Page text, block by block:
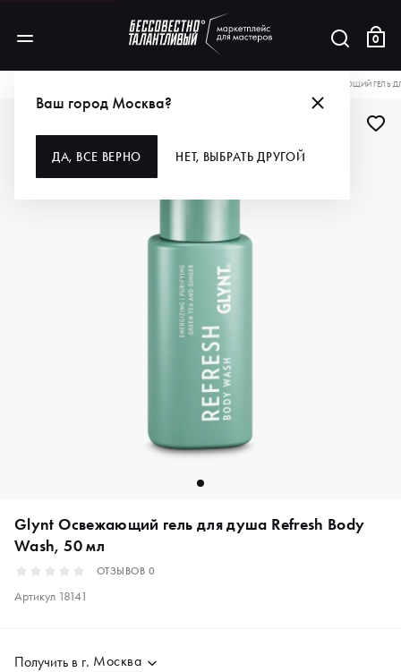
0
Ваш город Москва?
ДА, ВСЕ ВЕРНО НЕТ, ВЫБРАТЬ ДРУГОЙ
GLYNT ОСВЕЖАЮЩИЙ ГЕЛЬ
Glynt Освежающий гель для душа Refresh Body
Wash, 50 мл
ОТЗЫВОВ 0
Артикул 18141
Получить в г. Москва